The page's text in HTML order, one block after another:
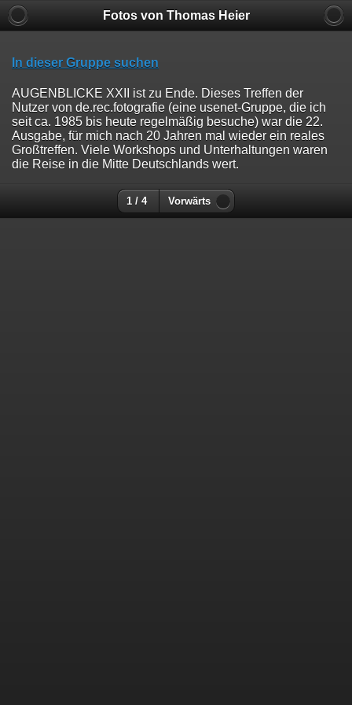
Fotos von Thomas Heier
In dieser Gruppe suchen
AUGENBLICKE XXII ist zu Ende. Dieses Treffen der
Nutzer von de.rec.fotografie (eine usenet-Gruppe, die ich
seit ca. 1985 bis heute regelmäßig besuche) war die 22.
Ausgabe, für mich nach 20 Jahren mal wieder ein reales
Großtreffen. Viele Workshops und Unterhaltungen waren
die Reise in die Mitte Deutschlands wert.
1 / 4 Vorwärts